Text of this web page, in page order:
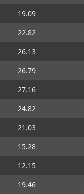
19.09
22.82
26.13
26.79
27.16
24.82
21.03
15.28
12.15
19.46